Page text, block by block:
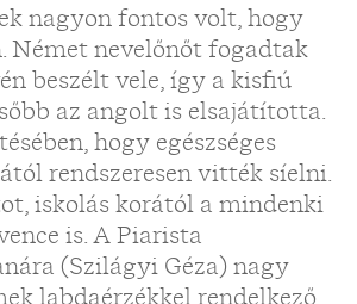
nagyon fontos volt, hogy
Német nevelőnőt fogadtak
beszélt vele, így a kisfiú
az angolt is elsajátította.
hogy egészséges
rendszeresen vitték síelni.
iskolás korától a mindenki
is. A Piarista
(Szilágyi Géza) nagy
labdaérzékkel rendelkező